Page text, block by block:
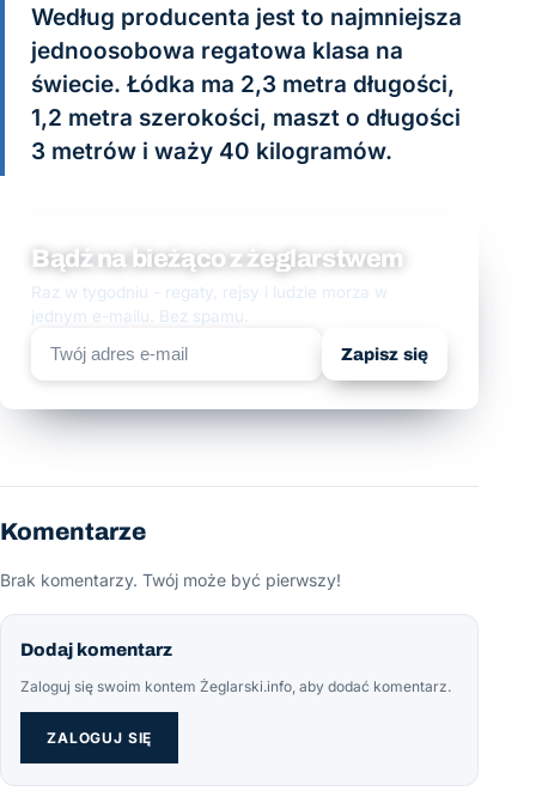
Według producenta jest to najmniejsza
jednoosobowa regatowa klasa na
świecie. Łódka ma 2,3 metra długości,
1,2 metra szerokości, maszt o długości
3 metrów i waży 40 kilogramów.
Bądź na bieżąco z żeglarstwem
Raz w tygodniu - regaty, rejsy i ludzie morza w
jednym e-mailu. Bez spamu.
Zapisz się
Komentarze
Brak komentarzy. Twój może być pierwszy!
Dodaj komentarz
Zaloguj się swoim kontem Żeglarski.info, aby dodać komentarz.
ZALOGUJ SIĘ